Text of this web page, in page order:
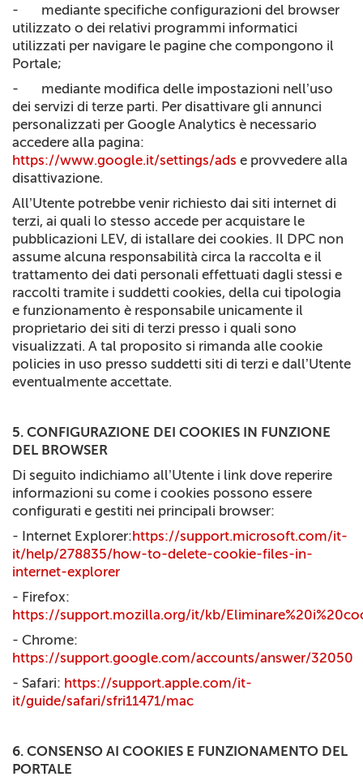
-
mediante specifiche configurazioni del browser
utilizzato o dei relativi programmi informatici
utilizzati per navigare le pagine che compongono il
Portale;
-
mediante modifica delle impostazioni nell’uso
dei servizi di terze parti. Per disattivare gli annunci
personalizzati per Google Analytics è necessario
accedere alla pagina:
https://www.google.it/settings/ads e provvedere alla
disattivazione.
All’Utente potrebbe venir richiesto dai siti internet di
terzi, ai quali lo stesso accede per acquistare le
pubblicazioni LEV, di istallare dei cookies. Il DPC non
assume alcuna responsabilità circa la raccolta e il
trattamento dei dati personali effettuati dagli stessi e
raccolti tramite i suddetti cookies, della cui tipologia
e funzionamento è responsabile unicamente il
proprietario dei siti di terzi presso i quali sono
visualizzati. A tal proposito si rimanda alle cookie
policies in uso presso suddetti siti di terzi e dall’Utente
eventualmente accettate.
5. CONFIGURAZIONE DEI COOKIES IN FUNZIONE
DEL BROWSER
Di seguito indichiamo all’Utente i link dove reperire
informazioni su come i cookies possono essere
configurati e gestiti nei principali browser:
- Internet Explorer:https://support.microsoft.com/it-
it/help/278835/how-to-delete-cookie-files-in-
internet-explorer
- Firefox:
https://support.mozilla.org/it/kb/
- Chrome:
https://support.google.com/accounts/answer/32050
- Safari: https://support.apple.com/it-
it/guide/safari/sfri11471/mac
6. CONSENSO AI COOKIES E FUNZIONAMENTO DEL
PORTALE